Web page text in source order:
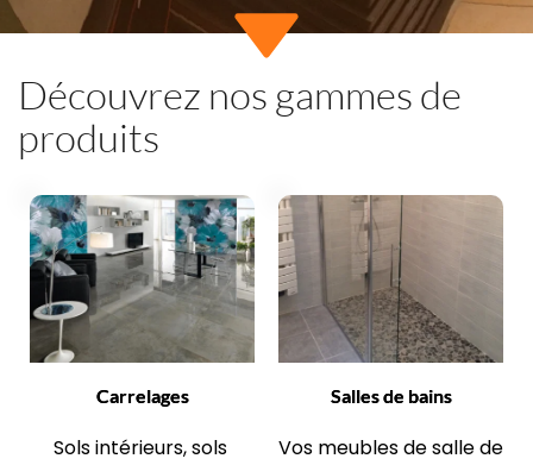
Découvrez nos gammes de
produits
Carrelages
Sols intérieurs, sols
Salles de bains
Vos meubles de salle de